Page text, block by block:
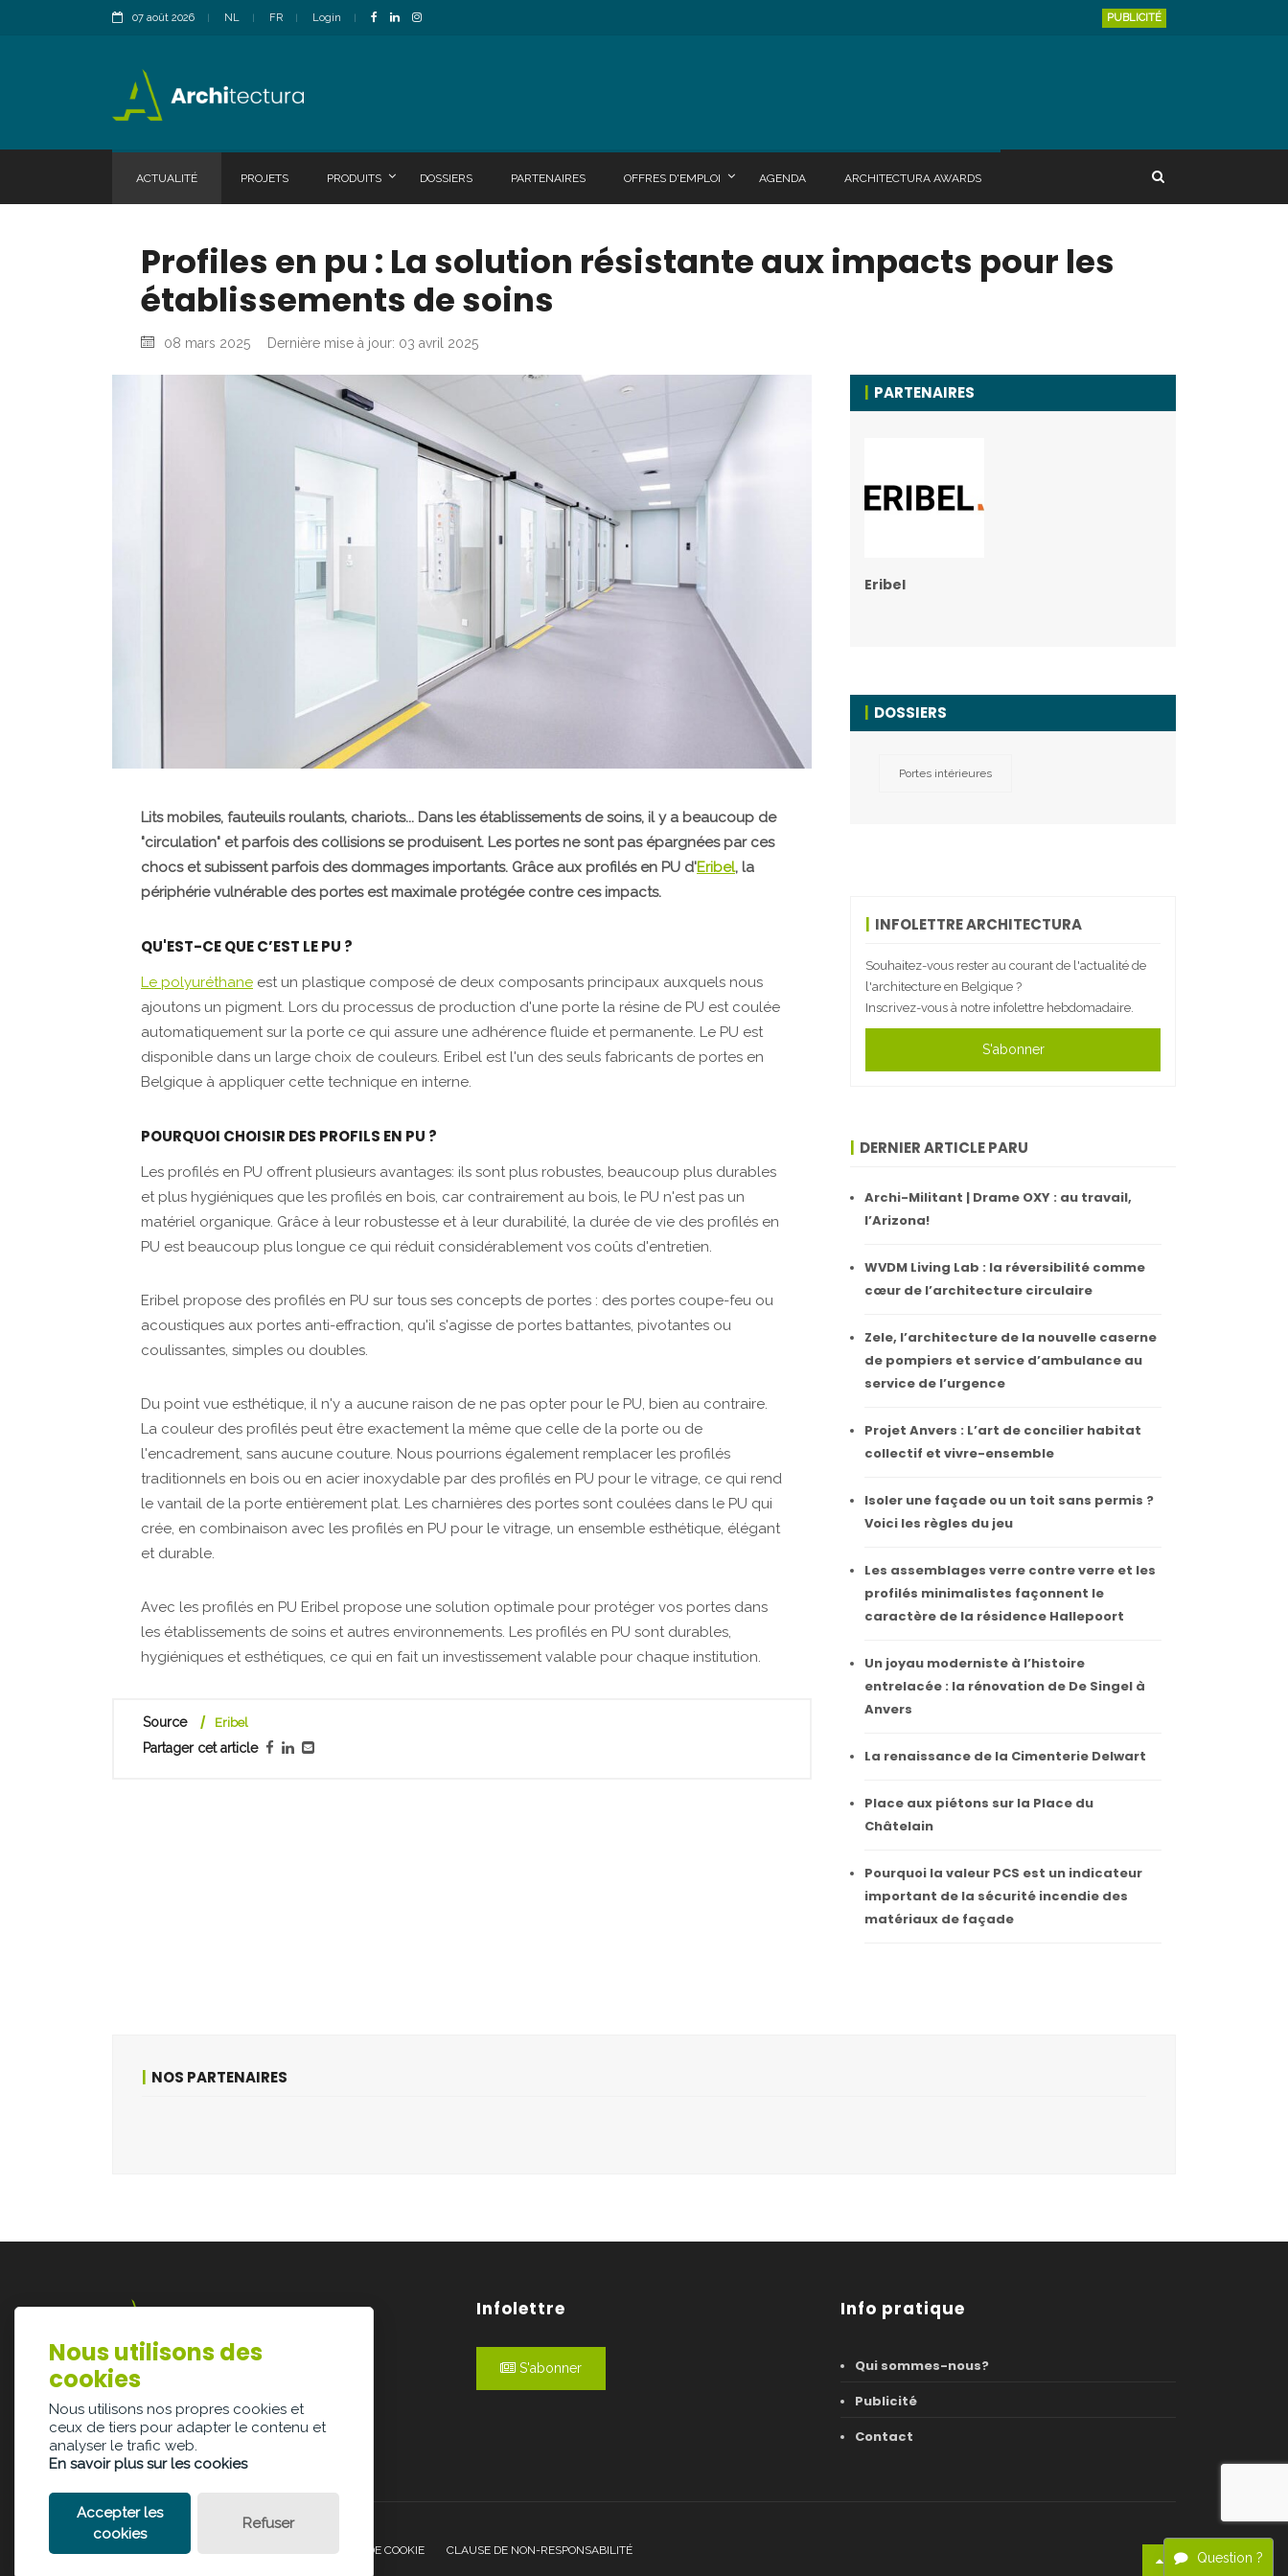
07 août 2026 NL FR Login PUBLICITÉ
ACTUALITÉ PROJETS PRODUITS DOSSIERS PARTENAIRES OFFRES D'EMPLOI AGENDA ARCHITECTURA AWARDS
Question ?
Profiles en pu : La solution résistante aux impacts pour les
établissements de soins
08 mars 2025 Dernière mise à jour: 03 avril 2025
Lits mobiles, fauteuils roulants, chariots... Dans les établissements de soins, il y a beaucoup de
"circulation" et parfois des collisions se produisent. Les portes ne sont pas épargnées par ces
chocs et subissent parfois des dommages importants. Grâce aux profilés en PU d'Eribel, la
périphérie vulnérable des portes est maximale protégée contre ces impacts.
QU'EST-CE QUE C’EST LE PU ?
Le polyuréthane est un plastique composé de deux composants principaux auxquels nous
ajoutons un pigment. Lors du processus de production d'une porte la résine de PU est coulée
automatiquement sur la porte ce qui assure une adhérence fluide et permanente. Le PU est
disponible dans un large choix de couleurs. Eribel est l'un des seuls fabricants de portes en
Belgique à appliquer cette technique en interne.
POURQUOI CHOISIR DES PROFILS EN PU ?
Les profilés en PU offrent plusieurs avantages: ils sont plus robustes, beaucoup plus durables
et plus hygiéniques que les profilés en bois, car contrairement au bois, le PU n'est pas un
matériel organique. Grâce à leur robustesse et à leur durabilité, la durée de vie des profilés en
PU est beaucoup plus longue ce qui réduit considérablement vos coûts d'entretien.
Eribel propose des profilés en PU sur tous ses concepts de portes : des portes coupe-feu ou
acoustiques aux portes anti-effraction, qu'il s'agisse de portes battantes, pivotantes ou
coulissantes, simples ou doubles.
Du point vue esthétique, il n'y a aucune raison de ne pas opter pour le PU, bien au contraire.
La couleur des profilés peut être exactement la même que celle de la porte ou de
l'encadrement, sans aucune couture. Nous pourrions également remplacer les profilés
traditionnels en bois ou en acier inoxydable par des profilés en PU pour le vitrage, ce qui rend
le vantail de la porte entièrement plat. Les charnières des portes sont coulées dans le PU qui
crée, en combinaison avec les profilés en PU pour le vitrage, un ensemble esthétique, élégant
et durable.
Avec les profilés en PU Eribel propose une solution optimale pour protéger vos portes dans
les établissements de soins et autres environnements. Les profilés en PU sont durables,
hygiéniques et esthétiques, ce qui en fait un investissement valable pour chaque institution.
Source Eribel
Partager cet article
PARTENAIRES
Eribel
DOSSIERS
Portes intérieures
INFOLETTRE ARCHITECTURA
Souhaitez-vous rester au courant de l'actualité de
l'architecture en Belgique ?
Inscrivez-vous à notre infolettre hebdomadaire.
S'abonner
DERNIER ARTICLE PARU
Archi-Militant | Drame OXY : au travail,
l’Arizona!
WVDM Living Lab : la réversibilité comme
cœur de l’architecture circulaire
Zele, l’architecture de la nouvelle caserne
de pompiers et service d’ambulance au
service de l’urgence
Projet Anvers : L’art de concilier habitat
collectif et vivre-ensemble
Isoler une façade ou un toit sans permis ?
Voici les règles du jeu
Les assemblages verre contre verre et les
profilés minimalistes façonnent le
caractère de la résidence Hallepoort
Un joyau moderniste à l’histoire
entrelacée : la rénovation de De Singel à
Anvers
La renaissance de la Cimenterie Delwart
Place aux piétons sur la Place du
Châtelain
Pourquoi la valeur PCS est un indicateur
important de la sécurité incendie des
matériaux de façade
NOS PARTENAIRES
Lazarijstraat 168
3500 Hasselt
Infolettre
S'abonner
Info pratique
Qui sommes-nous?
Publicité
Contact
POLITIQUE DE CONFIDENTIALITÉ POLITIQUE DE COOKIE CLAUSE DE NON-RESPONSABILITÉ
Nous utilisons des
cookies
Nous utilisons nos propres cookies et
ceux de tiers pour adapter le contenu et
analyser le trafic web.
En savoir plus sur les cookies
Accepter les
cookies
Refuser